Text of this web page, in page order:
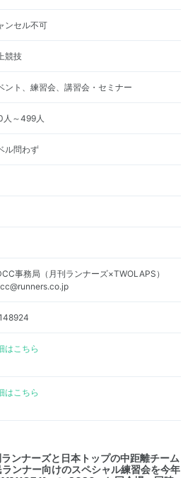
ンセル不可
競技
ント、練習会、講習会・セミナー
人～499人
ル問わず
事務局（月刊ランナーズ×TWOLAPS）
はこちら
はこちら
ンナーズと日本トップの中距離チーム
ンナー向けのスペシャル練習会を今年